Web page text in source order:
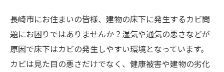
長崎市にお住まいの皆様、建物の床下に発生するカビ問
題にお困りではありませんか？湿気や通気の悪さなどが
原因で床下はカビの発生しやすい環境となっています。
カビは見た目の悪さだけでなく、健康被害や建物の劣化